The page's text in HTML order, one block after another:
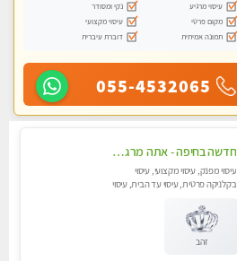
עיסוי מרגיע
נקי ומסודר
מקום פרטי
עיסוי מקצועי
תמונה אמיתית
דוברת עיברית
055-4532065
חדשה בחיפה - אתה מרגיש עייף??? זה הזמן להתפנק בעיסוי מקצועי ברמה גבוהה- Highly recommended
עיסוי מפנק, עיסוי מקצועי, עיסוי
בקלניקה פרטית, עיסוי עד הבית, עיסוי
זהב